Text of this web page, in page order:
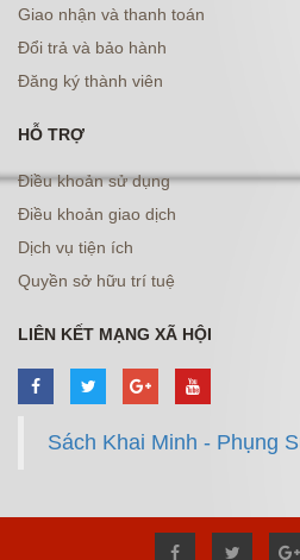
Giao nhận và thanh toán
Đổi trả và bảo hành
Đăng ký thành viên
HỖ TRỢ
Điều khoản sử dụng
Điều khoản giao dịch
Dịch vụ tiện ích
Quyền sở hữu trí tuệ
LIÊN KẾT MẠNG XÃ HỘI
Sách Khai Minh - Phụng